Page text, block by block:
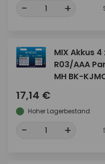
- +
MIX Akkus
R03/AAA
MH BK-
17,14 €
Hoher Lagerbestand
- +